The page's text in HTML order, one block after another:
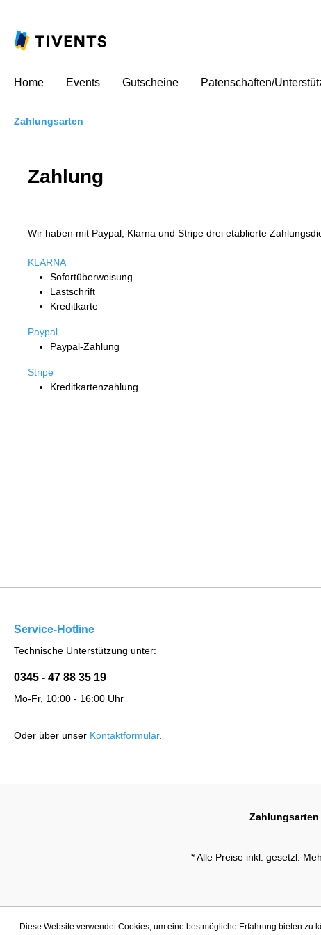
Home Events Gutscheine Patenschaften/
Zahlungsarten
Zahlung
Wir haben mit Paypal, Klarna und Stripe drei etablierte
KLARNA
Sofortüberweisung
Lastschrift
Kreditkarte
Paypal
Paypal-Zahlung
Stripe
Kreditkartenzahlung
Service-Hotline
Technische Unterstützung unter:
0345 - 47 88 35 19
Mo-Fr, 10:00 - 16:00 Uhr
Oder über unser Kontaktformular.
Zahlungsarten
* Alle Preise inkl. gesetzl.
Diese Website verwendet Cookies, um eine bestmögliche Erfahrung bieten zu